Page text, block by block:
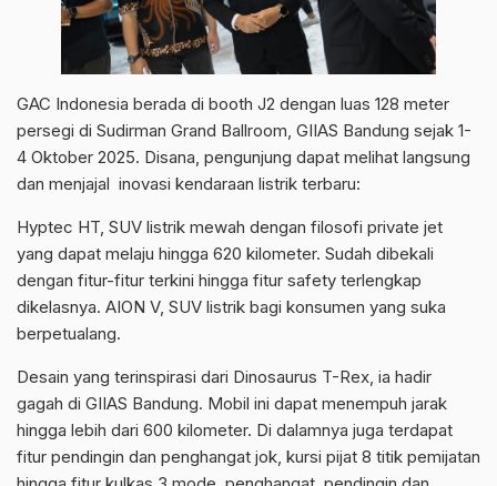
GAC Indonesia berada di booth J2 dengan luas 128 meter
persegi di Sudirman Grand Ballroom, GIIAS Bandung sejak 1-
4 Oktober 2025. Disana, pengunjung dapat melihat langsung
dan menjajal inovasi kendaraan listrik terbaru:
Hyptec HT, SUV listrik mewah dengan filosofi private jet
yang dapat melaju hingga 620 kilometer. Sudah dibekali
dengan fitur-fitur terkini hingga fitur safety terlengkap
dikelasnya. AION V, SUV listrik bagi konsumen yang suka
berpetualang.
Desain yang terinspirasi dari Dinosaurus T-Rex, ia hadir
gagah di GIIAS Bandung. Mobil ini dapat menempuh jarak
hingga lebih dari 600 kilometer. Di dalamnya juga terdapat
fitur pendingin dan penghangat jok, kursi pijat 8 titik pemijatan